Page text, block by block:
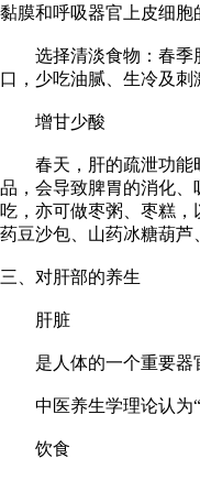
黏膜和呼吸器官上皮细胞
选择清淡食物：春季肝
口，少吃油腻、生冷及
增甘少酸
春天，肝的疏泄功能旺
品，会导致脾胃的消化
吃，亦可做枣粥、枣糕
药豆沙包、山药冰糖葫芦
三、对肝部的养生
肝脏
是人体的一个重要器官
中医养生学理论认为“
饮食